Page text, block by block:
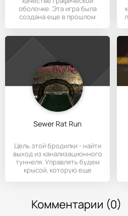
оболочке. Эта игра была
создана еще в прошлом
Sewer Rat Run
Цель этой бродилки - найти
выход из канализационного
туннеля. Управлять будем
крысой, которую еще
Комментарии (0)